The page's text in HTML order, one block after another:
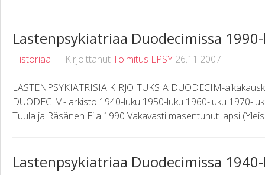
Lastenpsykiatriaa Duodecimissa
Historiaa — KirjoittanutToimitus LPSY 26.11.2007
LASTENPSYKIATRISIA KIRJOITUKSIA DUODECIM-
DUODECIM- arkisto 1940-luku 1950-luku 1960-luku 1970-
Tuula ja Räsänen Eila 1990 Vakavasti masentunut lapsi
Lastenpsykiatriaa Duodecimissa